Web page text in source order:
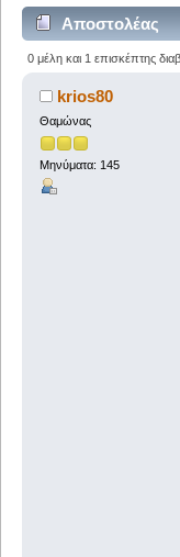
Αποστολέας
φορές)
0 μέλη και 1 επισκέπτης
krios80
Θαμώνας
Μηνύματα: 145